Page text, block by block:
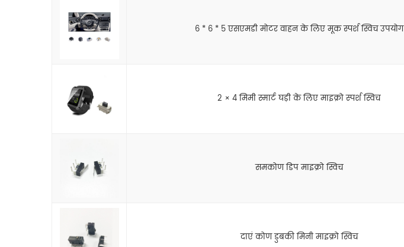
6 * 6 * 5 एसएमडी मोटर वाहन के लिए मूक स्पर्श स्विच उपयोग
2 × 4 मिमी स्मार्ट घड़ी के लिए माइक्रो स्पर्श स्विच
समकोण डिप माइक्रो स्विच
दाएं कोण डुबकी मिनी माइक्रो स्विच